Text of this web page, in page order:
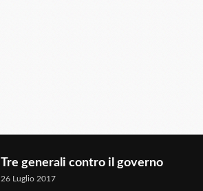
Tre generali contro il governo
26 Luglio 2017